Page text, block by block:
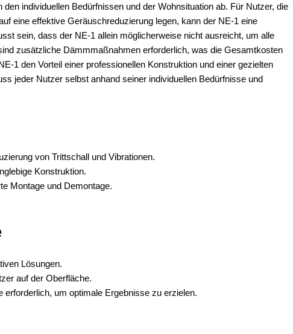
individuellen Bedürfnissen und der Wohnsituation ab. Für Nutzer, die
eine effektive Geräuschreduzierung legen, kann der NE-1 eine
sein, dass der NE-1 allein möglicherweise nicht ausreicht, um alle
zusätzliche Dämmmaßnahmen erforderlich, was die Gesamtkosten
1 den Vorteil einer professionellen Konstruktion und einer gezielten
jeder Nutzer selbst anhand seiner individuellen Bedürfnisse und
von Trittschall und Vibrationen.
Konstruktion.
Montage und Demontage.
Lösungen.
auf der Oberfläche.
erforderlich, um optimale Ergebnisse zu erzielen.